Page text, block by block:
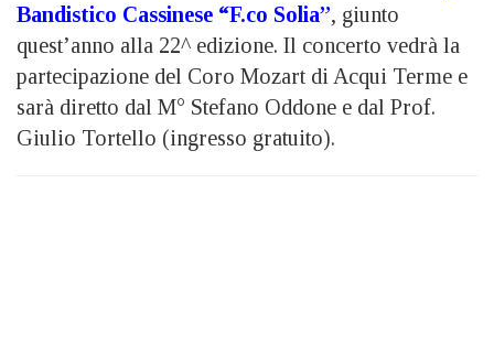
Bandistico Cassinese “F.co Solia”, giunto
quest’anno alla 22^ edizione. Il concerto vedrà la
partecipazione del Coro Mozart di Acqui Terme e
sarà diretto dal M° Stefano Oddone e dal Prof.
Giulio Tortello (ingresso gratuito).